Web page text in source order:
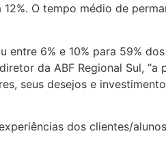
O tempo médio de
6% e 10% para 59%
da ABF Regional Sul, “a
seus desejos e
dos clientes/